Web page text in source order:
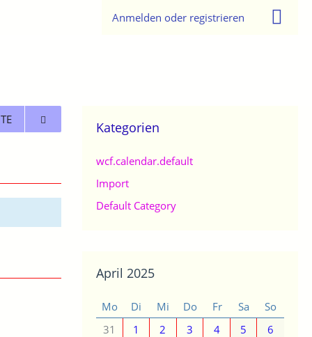
Anmelden oder registrieren
Kategorien
wcf.calendar.default
Import
Default Category
April 2025
Mo Di Mi Do Fr Sa
So
31
1 2 3 4 5
6